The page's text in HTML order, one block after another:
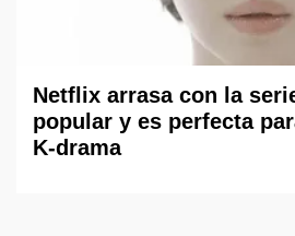
Netflix arrasa con la
popular y es perfecta
K-drama